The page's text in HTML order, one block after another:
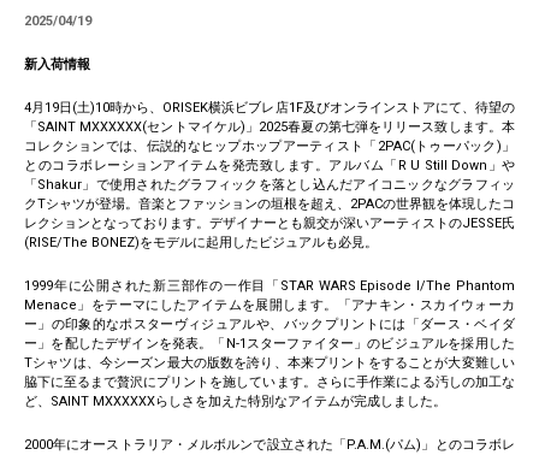
2025/04/19
新入荷情報
4月19日(土)10時から、ORISEK横浜ビブレ店1F及びオンラインストアにて、待望の
「SAINT MXXXXXX(セントマイケル)」2025春夏の第七弾をリリース致します。本
コレクションでは、伝説的なヒップホップアーティスト「2PAC(トゥーパック)」
とのコラボレーションアイテムを発売致します。アルバム「R U Still Down」や
「Shakur」で使用されたグラフィックを落とし込んだアイコニックなグラフィッ
クTシャツが登場。音楽とファッションの垣根を超え、2PACの世界観を体現したコ
レクションとなっております。デザイナーとも親交が深いアーティストのJESSE氏
(RISE/The BONEZ)をモデルに起用したビジュアルも必見。
1999年に公開された新三部作の一作目「STAR WARS Episode I/The Phantom
Menace」をテーマにしたアイテムを展開します。「アナキン・スカイウォーカ
ー」の印象的なポスターヴィジュアルや、バックプリントには「ダース・ベイダ
ー」を配したデザインを発表。「N-1スターファイター」のビジュアルを採用した
Tシャツは、今シーズン最大の版数を誇り、本来プリントをすることが大変難しい
脇下に至るまで贅沢にプリントを施しています。さらに手作業による汚しの加工な
ど、SAINT MXXXXXXらしさを加えた特別なアイテムが完成しました。
2000年にオーストラリア・メルボルンで設立された「P.A.M.(パム)」とのコラボレ